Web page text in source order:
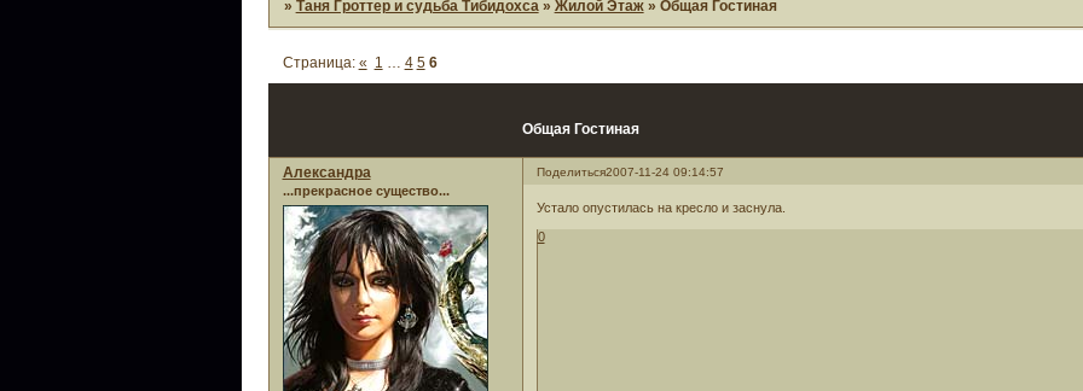
» Таня Гроттер и судьба Тибидохса » Жилой Этаж » Общая Гостиная
Общая Гостиная
Страница: « 1 4 5 6
Поделиться2007-11-24 09:14:57
Александра
...прекрасное существо...
Устало опустилась на кресло и заснула.
0